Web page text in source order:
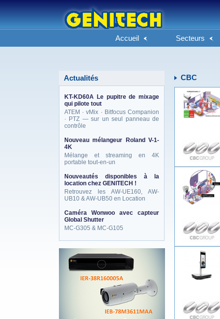
Accueil Secteurs
Actualités
KT-KD60A Le pupitre de mixage
qui pilote tout
ATEM · vMix · Bitfocus Companion
· PTZ — sur un seul panneau de
contrôle
Nouveau mélangeur Roland V-1-
4K
Mélange et streaming en 4K
portable tout-en-un
Nouveautés disponibles à la
location chez GENITECH !
Retrouvez les AW-UE160, AW-
UB10 & AW-UB50 en Location
Caméra Wonwoo avec capteur
Global Shutter
MC-G305 & MC-G105
CBC